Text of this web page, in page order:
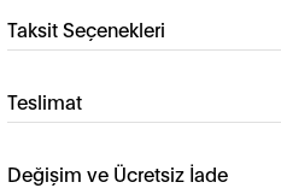
Taksit Seçenekleri
Teslimat
Değişim ve Ücretsiz İade